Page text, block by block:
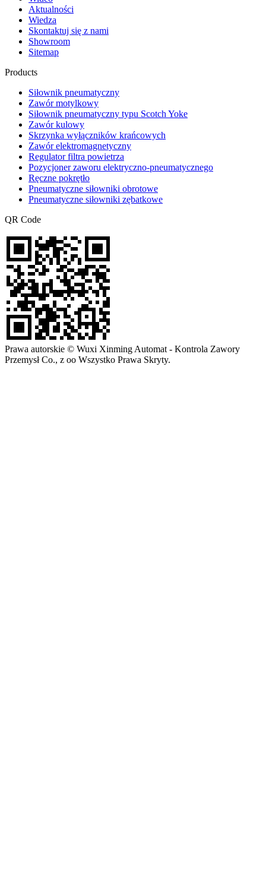
Aktualności
Wiedza
Skontaktuj się z nami
Showroom
Sitemap
Products
Siłownik pneumatyczny
Zawór motylkowy
Siłownik pneumatyczny typu Scotch Yoke
Zawór kulowy
Skrzynka wyłączników krańcowych
Zawór elektromagnetyczny
Regulator filtra powietrza
Pozycjoner zaworu elektryczno-pneumatycznego
Ręczne pokrętło
Pneumatyczne siłowniki obrotowe
Pneumatyczne siłowniki zębatkowe
QR Code
Prawa autorskie © Wuxi Xinming Automat - Kontrola Zawory
Przemysł Co., z oo Wszystko Prawa Skryty.